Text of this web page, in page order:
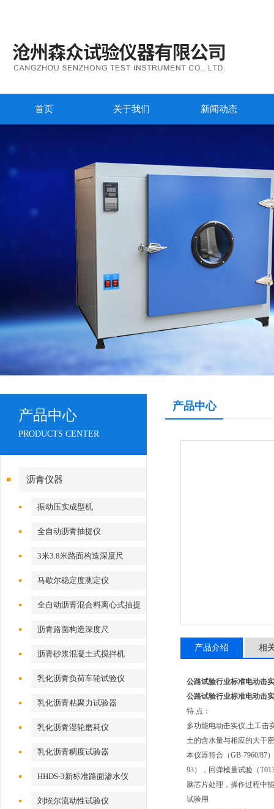
首页 关于我们 新闻动态
产品中心
PRODUCTS CENTER
沥青仪器
振动压实成型机
全自动沥青抽提仪
3米3.8米路面构造深度尺
马歇尔稳定度测定仪
全自动沥青混合料离心式抽提
仪
沥青路面构造深度尺
沥青砂浆混凝土式搅拌机
乳化沥青负荷车轮试验仪
乳化沥青粘聚力试验器
乳化沥青湿轮磨耗仪
乳化沥青稠度试验器
HHDS-3新标准路面渗水仪
刘埃尔流动性试验仪
产品中心
产品介绍 相
公路试验行业标准电动击
公路试验行业标准电动击
特 点：
多功能电动击实仪,土工击
土的含水量与相应的大干
本仪器符合（GB-7960/87
93），回弹模量试验（
脑芯片处理，操作过程中
试验用